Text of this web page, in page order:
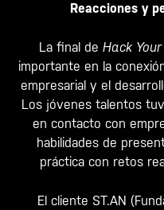
Reacciones y
La final de Hack
importante en la
empresarial y el
Los jóvenes talentos
en contacto con
habilidades de
práctica con retos
El cliente ST.AN